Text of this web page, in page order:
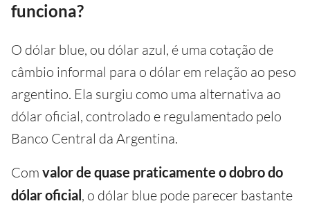
funciona?
O dólar blue, ou dólar azul, é uma cotação de
câmbio informal para o dólar em relação ao peso
argentino. Ela surgiu como uma alternativa ao
dólar oficial, controlado e regulamentado pelo
Banco Central da Argentina.
Com valor de quase praticamente o dobro do
dólar oficial, o dólar blue pode parecer bastante